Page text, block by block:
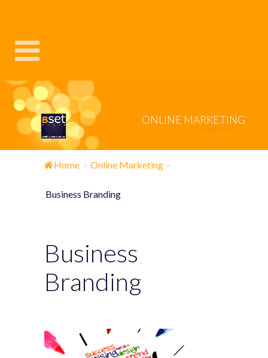
ONLINE MARKETING
Home > Online Marketing >
Business Branding
Business
Branding